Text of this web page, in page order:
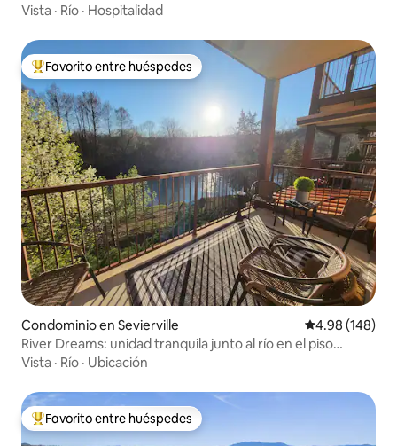
Vista · Río · Hospitalidad
De los mejores en Favorito entre huéspedes
Favorito entre huéspedes
Condominio en Sevierville Calificación
4.98 (148)
River Dreams: unidad tranquila junto al río en el piso
inferior
Vista · Río · Ubicación
De los mejores en Favorito entre huéspedes
Favorito entre huéspedes